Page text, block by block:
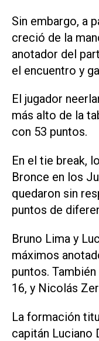
Sin embargo, a
creció de la
anotador del
el encuentro y
El jugador
más alto de la
con 53 puntos.
En el tie break,
Bronce en los
quedaron sin
puntos de
Bruno Lima y
máximos
puntos.
16, y Nicolás
La formación
capitán Luciano